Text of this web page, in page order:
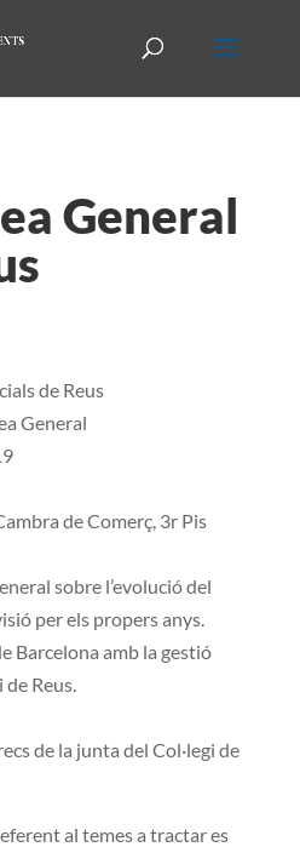
General
de Reus
General
de Comerç, 3r Pis
sobre l’evolució del
per els propers anys.
Barcelona amb la gestió
de Reus.
de la junta del Col·legi de
al temes a tractar es